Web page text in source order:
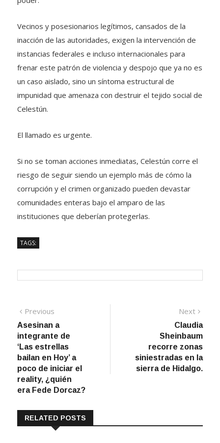
Vecinos y posesionarios legítimos, cansados de la
inacción de las autoridades, exigen la intervención de
instancias federales e incluso internacionales para
frenar este patrón de violencia y despojo que ya no es
un caso aislado, sino un síntoma estructural de
impunidad que amenaza con destruir el tejido social de
Celestún.
El llamado es urgente.
Si no se toman acciones inmediatas, Celestún corre el
riesgo de seguir siendo un ejemplo más de cómo la
corrupción y el crimen organizado pueden devastar
comunidades enteras bajo el amparo de las
instituciones que deberían protegerlas.
TAGS:
Navegación
de
entradas
Previous
post:
Asesinan a
integrante de
‘Las estrellas
bailan en Hoy’ a
poco de iniciar el
reality, ¿quién
era Fede Dorcaz?
Next
post:
Claudia
Sheinbaum
recorre zonas
siniestradas en la
sierra de Hidalgo.
RELATED POSTS